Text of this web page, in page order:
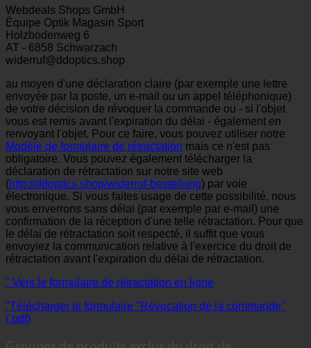
Webdeals Shops GmbH
Équipe Optik Magasin Sport
Holzbodenweg 6
AT - 6858 Schwarzach
widerruf@ddoptics.shop
au moyen d'une déclaration claire (par exemple une lettre
envoyée par la poste, un e-mail ou un appel téléphonique)
de votre décision de révoquer la commande ou - si l'objet
vous est remis avant l'expiration du délai - également en
renvoyant l'objet. Pour ce faire, vous pouvez utiliser notre
Modèle de formulaire de rétractation mais ce n'est pas
obligatoire. Vous pouvez également télécharger la
déclaration de rétractation sur notre site web
(http://ddoptics.shop/widerruf-bestellung) par voie
électronique. Si vous faites usage de cette possibilité, nous
vous enverrons sans délai (par exemple par e-mail) une
confirmation de la réception d'une telle rétractation. Pour que
le délai de rétractation soit respecté, il suffit que vous
envoyiez la communication relative à l'exercice du droit de
rétractation avant l'expiration du délai de rétractation.
" Vers le formulaire de rétractation en ligne
"Télécharger le formulaire "Révocation de la commande"
(.pdf)